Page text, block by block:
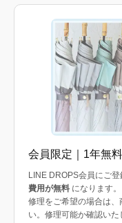
会員限定｜1年無
LINE DROPS会員にご登
費用が無料 になります。
修理をご希望の場合は
い。修理可能か確認いた